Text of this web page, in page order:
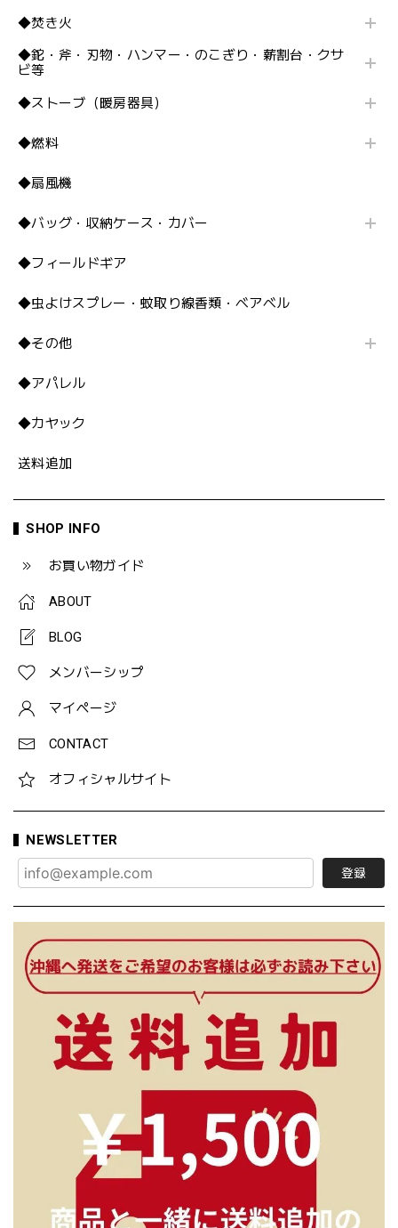
◆焚き火
◆鉈・斧・刃物・ハンマー・のこぎり・薪割台・クサ
ビ等
◆ストーブ（暖房器具）
◆燃料
◆扇風機
◆バッグ・収納ケース・カバー
◆フィールドギア
◆虫よけスプレー・蚊取り線香類・ベアベル
◆その他
◆アパレル
◆カヤック
送料追加
SHOP INFO
お買い物ガイド
ABOUT
BLOG
メンバーシップ
マイページ
CONTACT
オフィシャルサイト
NEWSLETTER
登録